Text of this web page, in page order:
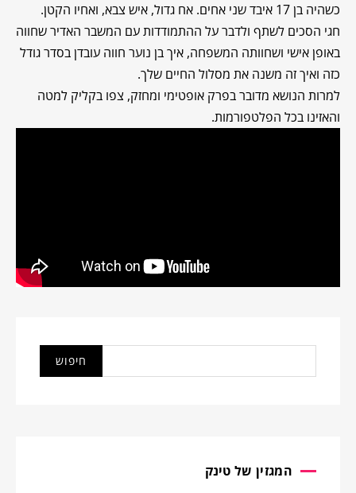
כשהיה בן 17 איבד שני אחים. אח גדול, איש צבא, ואחיו הקטן.
חגי הסכים לשתף ולדבר על ההתמודדות עם המשבר האדיר שחווה
באופן אישי ושחוותה המשפחה, איך בן נוער חווה עובדן בסדר גודל
כזה ואיך זה משנה את מסלול החיים שלך.
למרות הנושא מדובר בפרק אופטימי ומחזק, צפו בקליק למטה
והאזינו בכל הפלטפורמות.
המגזין של טינק